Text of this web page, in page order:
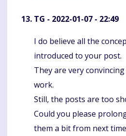
TG - 2022-01-07 - 22:49
Komentaras
I do believe all the
introduced to your post.
They are very
work.
Still, the posts are too
Could you please
them a bit from next